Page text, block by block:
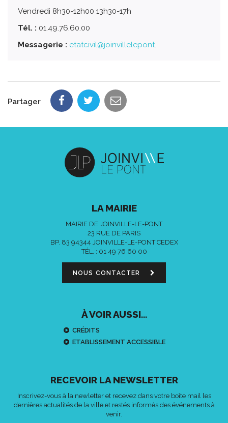
Vendredi 8h30-12h00 13h30-17h
Tél. : 01.49.76.60.00
Messagerie : etatcivil@joinvillelepont.
Partager
LA MAIRIE
MAIRIE DE JOINVILLE-LE-PONT
23 RUE DE PARIS
BP. 83 94344 JOINVILLE-LE-PONT CEDEX
TÉL. : 01 49 76 60 00
NOUS CONTACTER
À VOIR AUSSI...
CRÉDITS
ETABLISSEMENT ACCESSIBLE
RECEVOIR LA NEWSLETTER
Inscrivez-vous à la newletter et recevez dans votre boîte mail les
dernières actualités de la ville et restés informés des événements à
venir.